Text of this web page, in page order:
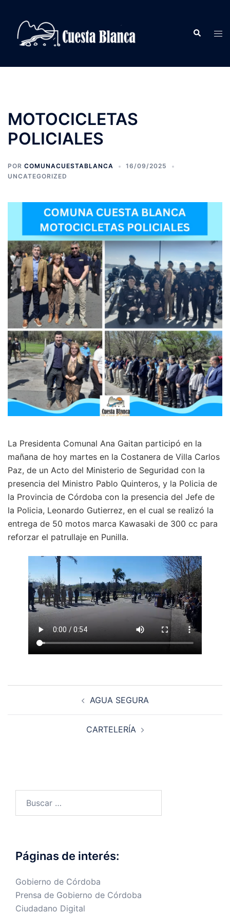
contenido
Buscar
MOTOCICLETAS
POLICIALES
POR COMUNACUESTABLANCA
16/09/2025
UNCATEGORIZED
La Presidenta Comunal Ana Gaitan participó en la
mañana de hoy martes en la Costanera de Villa Carlos
Paz, de un Acto del Ministerio de Seguridad con la
presencia del Ministro Pablo Quinteros, y la Policia de
la Provincia de Córdoba con la presencia del Jefe de
la Policia, Leonardo Gutierrez, en el cual se realizó la
entrega de 50 motos marca Kawasaki de 300 cc para
reforzar el patrullaje en Punilla.
AGUA SEGURA
CARTELERÍA
Páginas de interés:
Gobierno de Córdoba
Prensa de Gobierno de Córdoba
Ciudadano Digital